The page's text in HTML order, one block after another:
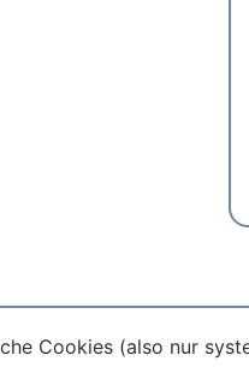
Cookies (also nur